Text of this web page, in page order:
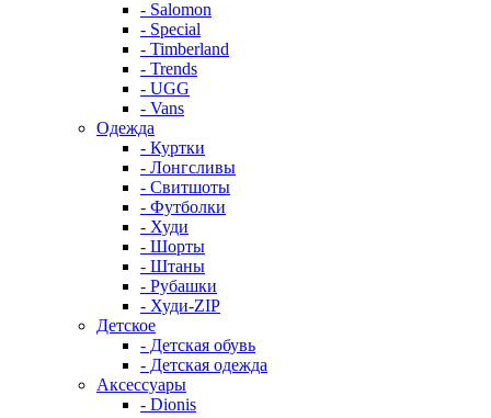
- Salomon
- Special
- Timberland
- Trends
- UGG
- Vans
Одежда
- Куртки
- Лонгсливы
- Свитшоты
- Футболки
- Худи
- Шорты
- Штаны
- Рубашки
- Худи-ZIP
Детское
- Детская обувь
- Детская одежда
Аксессуары
- Dionis